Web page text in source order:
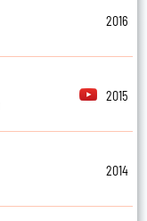
2016
2015
2014